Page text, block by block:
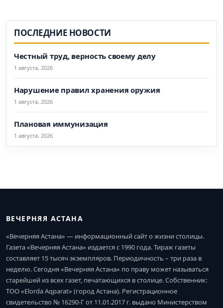
ПОСЛЕДНИЕ НОВОСТИ
Честный труд, верность своему делу
1 августа, 2026
Нарушение правил хранения оружия
1 августа, 2026
Плановая иммунизация
1 августа, 2026
ВЕЧЕРНЯЯ АСТАНА
«Вечерняя Астана» — информационный сайт о жизни столицы.
Газета «Вечерняя Астана» издается с 1990 года. Тираж газеты
составляет 15 тысяч экземпляров. Периодичность – три раза в
неделю. Сегодня «Вечерняя Астана» по праву может называться
старейшей из всех газет, печатающихся в столице. Собственник:
ТОО «Elorda Aqparat» (город Астана). Регистрационное
свидетельство № 16290-Г от 11.01.2017 г. выдано Министерством